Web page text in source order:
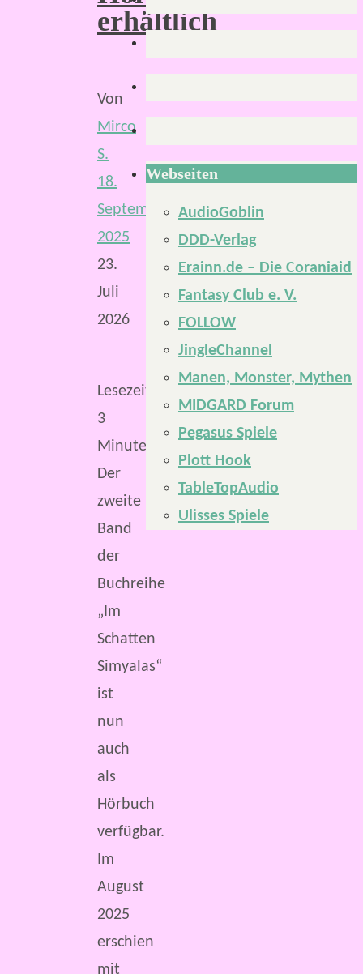
erhältlich
Von
Mirco
S.
18.
September
2025
23.
Juli
2026
Lesezeit:
3
Minuten
Der
zweite
Band
der
Buchreihe
„Im
Schatten
Simyalas“
ist
nun
auch
als
Hörbuch
verfügbar.
Im
August
2025
erschien
mit
Webseiten
AudioGoblin
DDD-Verlag
Erainn.de – Die Coraniaid
Fantasy Club e. V.
FOLLOW
JingleChannel
Manen, Monster, Mythen
MIDGARD Forum
Pegasus Spiele
Plott Hook
TableTopAudio
Ulisses Spiele